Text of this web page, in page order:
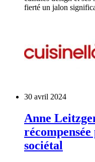
fierté un jalon
30 avril 2024
Anne
sociétal